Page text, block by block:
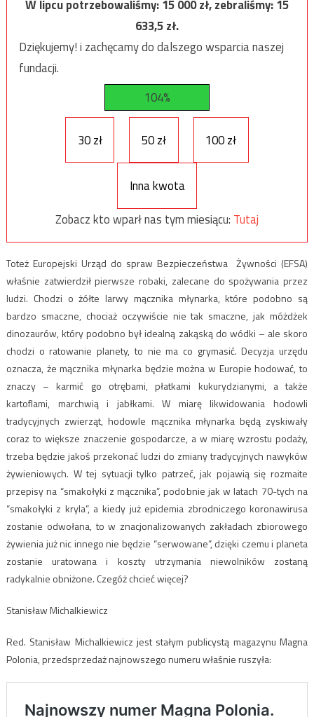
W lipcu potrzebowaliśmy:15 000zł, zebraliśmy:15
633,5zł.
Dziękujemy! i zachęcamy do dalszego wsparcia naszej
fundacji.
104%
30 zł 50 zł 100 zł
Inna kwota
Zobacz kto wparł nas tym miesiącu: Tutaj
Toteż Europejski Urząd do spraw Bezpieczeństwa Żywności (EFSA)
właśnie zatwierdził pierwsze robaki, zalecane do spożywania przez
ludzi. Chodzi o żółte larwy mącznika młynarka, które podobno są
bardzo smaczne, chociaż oczywiście nie tak smaczne, jak móżdżek
dinozaurów, który podobno był idealną zakąską do wódki – ale skoro
chodzi o ratowanie planety, to nie ma co grymasić. Decyzja urzędu
oznacza, że mącznika młynarka będzie można w Europie hodować, to
znaczy – karmić go otrębami, płatkami kukurydzianymi, a także
kartoflami, marchwią i jabłkami. W miarę likwidowania hodowli
tradycyjnych zwierząt, hodowle mącznika młynarka będą zyskiwały
coraz to większe znaczenie gospodarcze, a w miarę wzrostu podaży,
trzeba będzie jakoś przekonać ludzi do zmiany tradycyjnych nawyków
żywieniowych. W tej sytuacji tylko patrzeć, jak pojawią się rozmaite
przepisy na “smakołyki z mącznika”, podobnie jak w latach 70-tych na
“smakołyki z kryla”, a kiedy już epidemia zbrodniczego koronawirusa
zostanie odwołana, to w znacjonalizowanych zakładach zbiorowego
żywienia już nic innego nie będzie “serwowane”, dzięki czemu i planeta
zostanie uratowana i koszty utrzymania niewolników zostaną
radykalnie obniżone. Czegóż chcieć więcej?
Stanisław Michalkiewicz
Red. Stanisław Michalkiewicz jest stałym publicystą magazynu Magna
Polonia, przedsprzedaż najnowszego numeru właśnie ruszyła: